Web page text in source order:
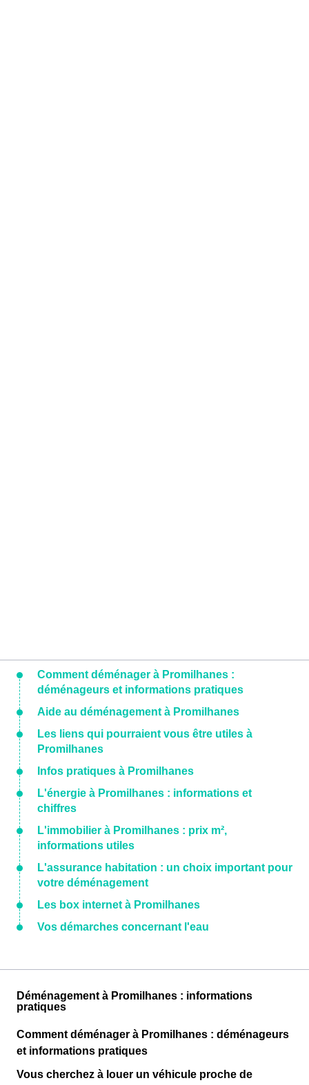
Comment déménager à Promilhanes :
déménageurs et informations pratiques
Aide au déménagement à Promilhanes
Les liens qui pourraient vous être utiles à
Promilhanes
Infos pratiques à Promilhanes
L'énergie à Promilhanes : informations et
chiffres
L'immobilier à Promilhanes : prix m²,
informations utiles
L'assurance habitation : un choix important pour
votre déménagement
Les box internet à Promilhanes
Vos démarches concernant l'eau
Déménagement à Promilhanes : informations
pratiques
Comment déménager à Promilhanes : déménageurs
et informations pratiques
Vous cherchez à louer un véhicule proche de